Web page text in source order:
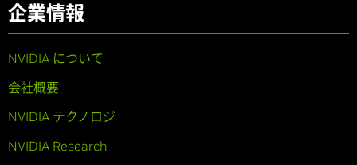
企業情報
NVIDIA について
会社概要
NVIDIA テクノロジ
NVIDIA Research